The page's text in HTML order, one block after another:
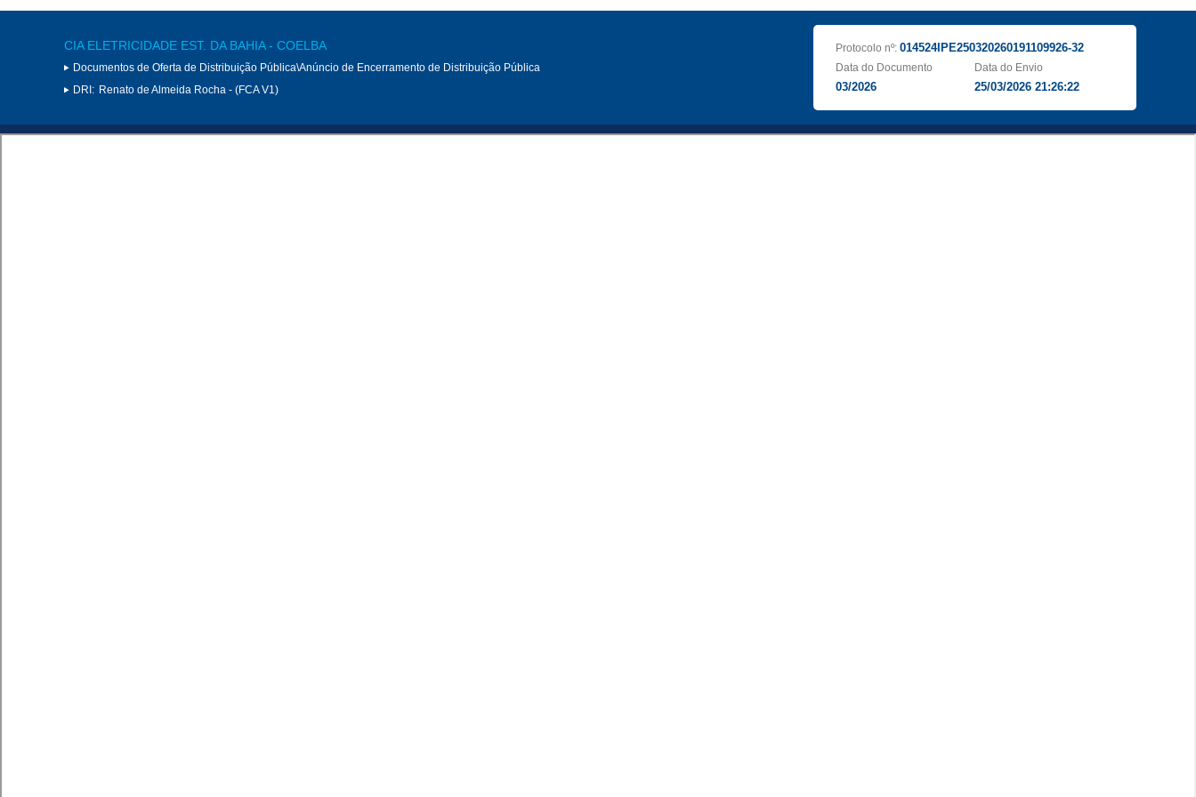
CIA ELETRICIDADE EST. DA BAHIA - COELBA
Documentos de Oferta de Distribuição Pública\Anúncio de Encerramento de Distribuição Pública
DRI: Renato de Almeida Rocha - (FCA V1)
Protocolo nº: 014524IPE250320260191109926-32
Data do Documento
03/2026
Data do Envio
25/03/2026 21:26:22